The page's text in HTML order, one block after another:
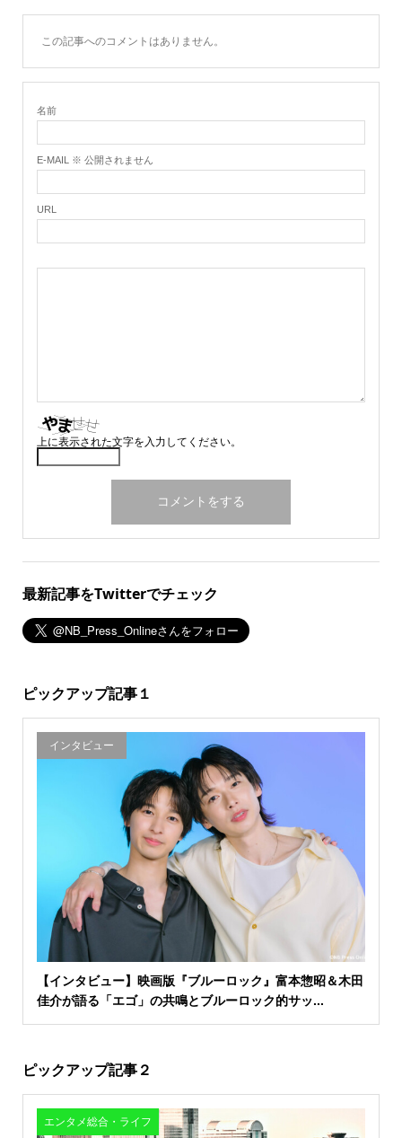
この記事へのコメントはありません。
名前
E-MAIL ※ 公開されません
URL
上に表示された文字を入力してください。
最新記事をTwitterでチェック
ピックアップ記事１
インタビュー
【インタビュー】映画版『ブルーロック』富本惣昭＆木田
佳介が語る「エゴ」の共鳴とブルーロック的サッ...
ピックアップ記事２
エンタメ総合・ライフ